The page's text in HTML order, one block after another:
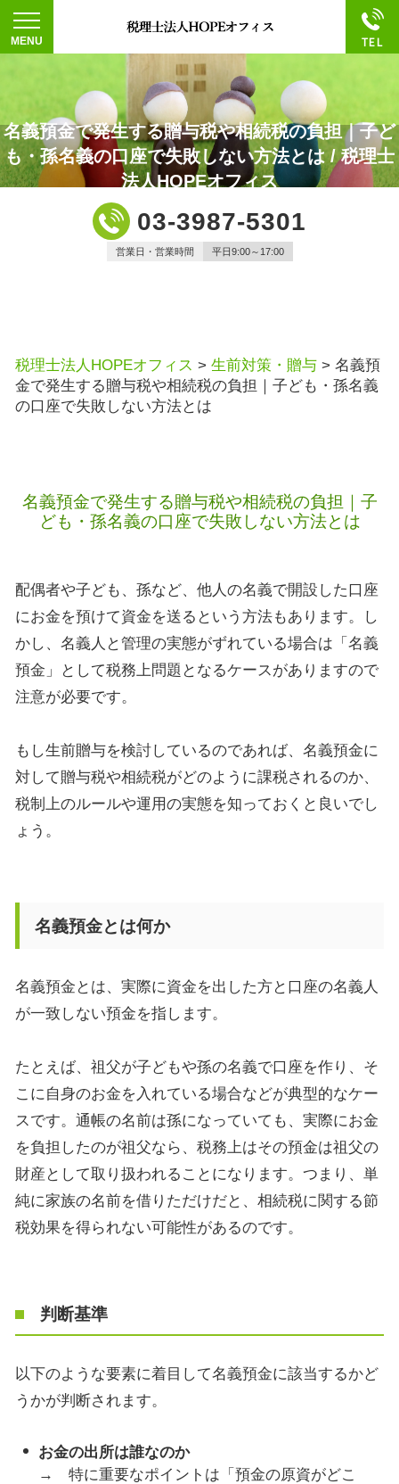
名義預金で発生する贈与税や相続税の負担｜子ど
も・孫名義の口座で失敗しない方法とは / 税理士
法人HOPEオフィス
03-3987-5301
営業日・営業時間 平日9:00～17:00
税理士法人HOPEオフィス > 生前対策・贈与 > 名義預
金で発生する贈与税や相続税の負担｜子ども・孫名義
の口座で失敗しない方法とは
名義預金で発生する贈与税や相続税の負担｜子
ども・孫名義の口座で失敗しない方法とは
配偶者や子ども、孫など、他人の名義で開設した口座
にお金を預けて資金を送るという方法もあります。し
かし、名義人と管理の実態がずれている場合は「名義
預金」として税務上問題となるケースがありますので
注意が必要です。
もし生前贈与を検討しているのであれば、名義預金に
対して贈与税や相続税がどのように課税されるのか、
税制上のルールや運用の実態を知っておくと良いでし
ょう。
名義預金とは何か
名義預金とは、実際に資金を出した方と口座の名義人
が一致しない預金を指します。
たとえば、祖父が子どもや孫の名義で口座を作り、そ
こに自身のお金を入れている場合などが典型的なケー
スです。通帳の名前は孫になっていても、実際にお金
を負担したのが祖父なら、税務上はその預金は祖父の
財産として取り扱われることになります。つまり、単
純に家族の名前を借りただけだと、相続税に関する節
税効果を得られない可能性があるのです。
判断基準
以下のような要素に着目して名義預金に該当するかど
うかが判断されます。
お金の出所は誰なのか
→ 特に重要なポイントは「預金の原資がどこ